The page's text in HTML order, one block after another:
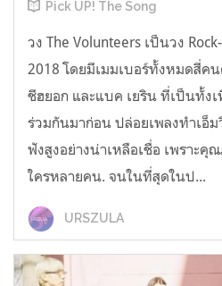
Pick UP! The Song
วง The Volunteers เป็นวง
2018 โดยมีเมมเบอร์ทั้งหมดสี่ค
ชีฮยอก และแบค เยริน ที่เป็นทั้ง
ร่วมกันมาก่อน ปล่อยเพลงทำเอ็
ฟังสูงอย่างน่าเหลือเชื่อ เพราะคุ
ใครหลายคน. จนในที่สุดในป...
URSZULA